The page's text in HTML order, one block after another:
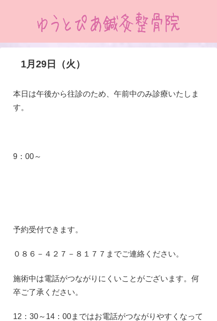
1月29日（火）
本日は午後から往診のため、午前中のみ診療いたしま
す。
9：00～
予約受付できます。
０８６－４２７－８１７７までご連絡ください。
施術中は電話がつながりにくいことがございます。何
卒ご了承ください。
12：30～14：00まではお電話がつながりやすくなって